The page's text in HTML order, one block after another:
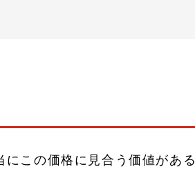
この価格に見合う価値があ